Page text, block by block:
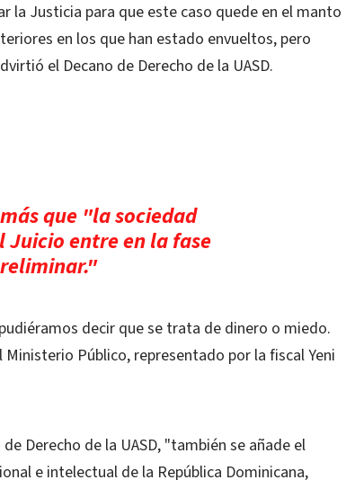
la Justicia para que este caso quede en el manto
en los que han estado envueltos, pero
el Decano de Derecho de la UASD.
que "la sociedad
Juicio entre en la fase
decir que se trata de dinero o miedo.
Público, representado por la fiscal Yeni
Derecho de la UASD, "también se añade el
e intelectual de la República Dominicana,